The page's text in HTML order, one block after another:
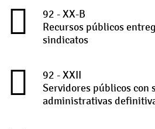
92 - XX-B
Recursos públicos
sindicatos
92 - XXII
Servidores públicos con
administrativas